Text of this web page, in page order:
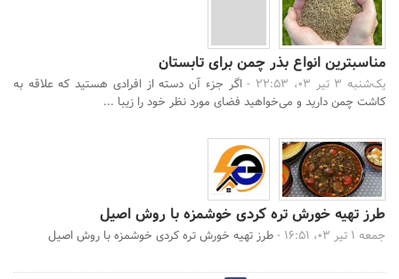
مناسبترین انواع بذر چمن برای تابستان
یک‌شنبه 3 تیر 03، 22:53 -
اگر جزء آن دسته از افرادی هستید که علاقه به
کاشت چمن دارید و می‌خواهید فضای مورد نظر خود را زیبا ...
طرز تهیه خورش تره کردی خوشمزه با روش اصیل
جمعه 1 تیر 03، 16:51 - طرز تهیه خورش تره کردی خوشمزه با روش اصیل